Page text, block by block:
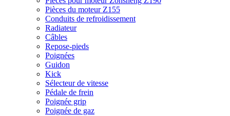
Pièces du moteur Z155
Conduits de refroidissement
Radiateur
Câbles
Repose-pieds
Poignées
Guidon
Kick
Sélecteur de vitesse
Pédale de frein
Poignée grip
Poignée de gaz